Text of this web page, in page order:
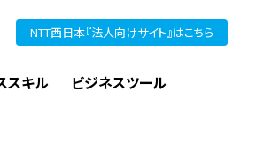
NTT西日本『法人向けサイト』はこちら
スキル ビジネスツール